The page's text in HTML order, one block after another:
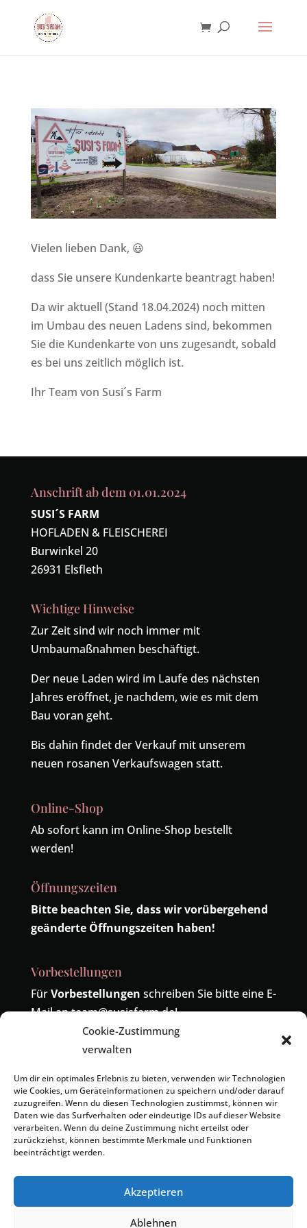
Cookie-Zustimmung
verwalten
Um dir ein optimales Erlebnis zu bieten, verwenden wir Technologien
wie Cookies, um Geräteinformationen zu speichern und/oder darauf
zuzugreifen. Wenn du diesen Technologien zustimmst, können wir
Daten wie das Surfverhalten oder eindeutige IDs auf dieser Website
verarbeiten. Wenn du deine Zustimmung nicht erteilst oder
zurückziehst, können bestimmte Merkmale und Funktionen
beeinträchtigt werden.
Akzeptieren
Ablehnen
Vielen lieben Dank, 😃
dass Sie unsere Kundenkarte beantragt haben!
Da wir aktuell (Stand 18.04.2024) noch mitten
im Umbau des neuen Ladens sind, bekommen
Sie die Kundenkarte von uns zugesandt, sobald
es bei uns zeitlich möglich ist.
Ihr Team von Susi´s Farm
Anschrift ab dem 01.01.2024
SUSI´S FARM
HOFLADEN & FLEISCHEREI
Burwinkel 20
26931 Elsfleth
Wichtige Hinweise
Zur Zeit sind wir noch immer mit
Umbaumaßnahmen beschäftigt.
Der neue Laden wird im Laufe des nächsten
Jahres eröffnet, je nachdem, wie es mit dem
Bau voran geht.
Bis dahin findet der Verkauf mit unserem
neuen rosanen Verkaufswagen statt.
Online-Shop
Ab sofort kann im Online-Shop bestellt
werden!
Öffnungszeiten
Bitte beachten Sie, dass wir vorübergehend
geänderte Öffnungszeiten haben!
Vorbestellungen
FürVorbestellungen schreiben Sie bitte eine E-
Mail anteam@susisfarm.de!
Telefonisch sind wir unter der Nummer
9391886wird ebenfalls zu uns umgeleitet.